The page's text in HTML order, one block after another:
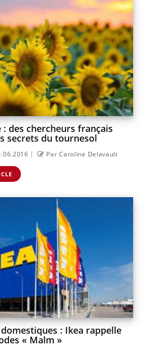
: des chercheurs français
secrets du tournesol
| Par Caroline Delavault
: Ikea rappelle
« Malm »